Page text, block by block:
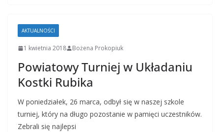
AKTUALNOŚCI
1 kwietnia 2018 Bożena Prokopiuk
Powiatowy Turniej w Układaniu
Kostki Rubika
W poniedziałek, 26 marca, odbył się w naszej szkole
turniej, który na długo pozostanie w pamięci uczestników.
Zebrali się najlepsi